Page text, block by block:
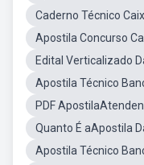
Caderno Técnico
Apostila Concurso
Edital Verticalizado
Apostila Técnico
PDF
Quanto É aApostila
Apostila Técnico